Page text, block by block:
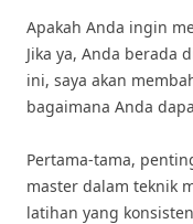
Apakah Anda ingin
Jika ya, Anda berada
ini, saya akan
bagaimana Anda
Pertama-tama,
master dalam teknik
latihan yang